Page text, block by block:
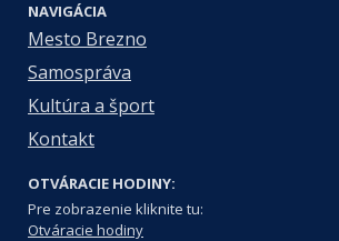
NAVIGÁCIA
Mesto Brezno
Samospráva
Kultúra a šport
Kontakt
OTVÁRACIE HODINY:
Pre zobrazenie kliknite tu:
Otváracie hodiny